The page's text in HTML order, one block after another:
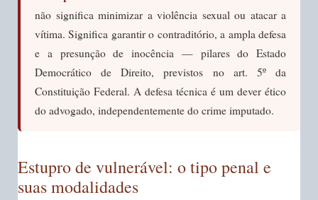
não significa minimizar a violência sexual ou atacar a
vítima. Significa garantir o contraditório, a ampla defesa
e a presunção de inocência — pilares do Estado
Democrático de Direito, previstos no art. 5º da
Constituição Federal. A defesa técnica é um dever ético
do advogado, independentemente do crime imputado.
Estupro de vulnerável: o tipo penal e
suas modalidades